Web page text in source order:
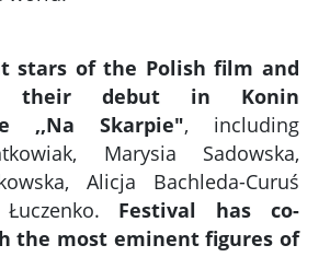
stars of the Polish film and
their debut in Konin
,,Na Skarpie", including
Marysia Sadowska,
Alicja Bachleda-Curuś
Festival has co-
the most eminent figures of